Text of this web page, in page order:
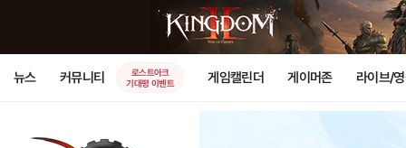
뉴스 커뮤니티
로스트아크
기대평 이벤트
게임캘린더 게이머존 라이브/